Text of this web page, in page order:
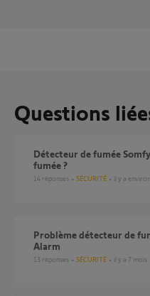
Questions
Détecteur de fumée Somfy Protect qui se déclenche sans
fumée ?
14 réponses SÉCURITÉ il y a
Problème détecteur de fumée ( modèle SF4100) avec Home
Alarm
13 réponses SÉCURITÉ il y a 7 mois